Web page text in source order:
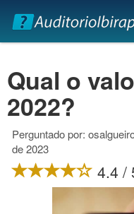
Qual o
2022?
Perguntado por:
de 2023
4.4 /